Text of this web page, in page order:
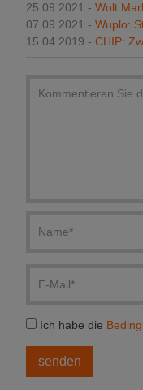
25.09.2021 - Wolt
07.09.2021 - Wuplo:
15.04.2019 - CHIP:
Ich habe die